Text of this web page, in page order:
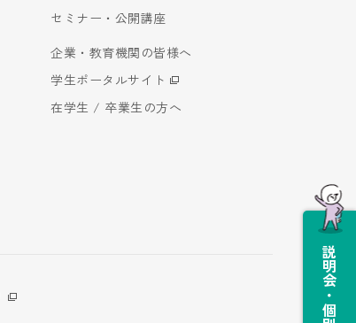
セミナー・公開講座
企業・教育機関の皆様へ
学生ポータルサイト
在学生 / 卒業生の方へ